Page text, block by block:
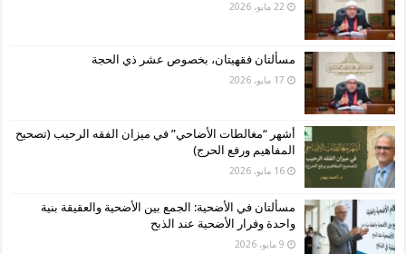
22 مايو، 2026
مسألتان فقهيتان، بخصوص عشر ذي الحجة
17 مايو، 2026
أشهر “مغالطات الأضاحي” في ميزان الفقه الرحيب (تصحيح
المفاهيم ورفع الحرج)
16 مايو، 2026
مسألتان في الأضحية: الجمع بين الأضحية والعقيقة بنية
واحدة وفرار الأضحية عند الذبح
9 مايو، 2026